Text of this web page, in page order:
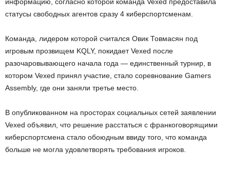
статусы свободных агентов сразу 4 киберспортсменам.
Команда, лидером которой считался Овик Товмасян под
игровым прозвищем KQLY, покидает Vexed после
разочаровывающего начала года — единственный турнир, в
котором Vexed принял участие, стало соревнование Gamers
Assembly, где они заняли третье место.
В опубликованном на просторах социальных сетей заявлении
Vexed объявил, что решение расстаться с франкоговорящими
киберспортсмена стало обоюдным ввиду того, что команда
больше не могла удовлетворять требования игроков.